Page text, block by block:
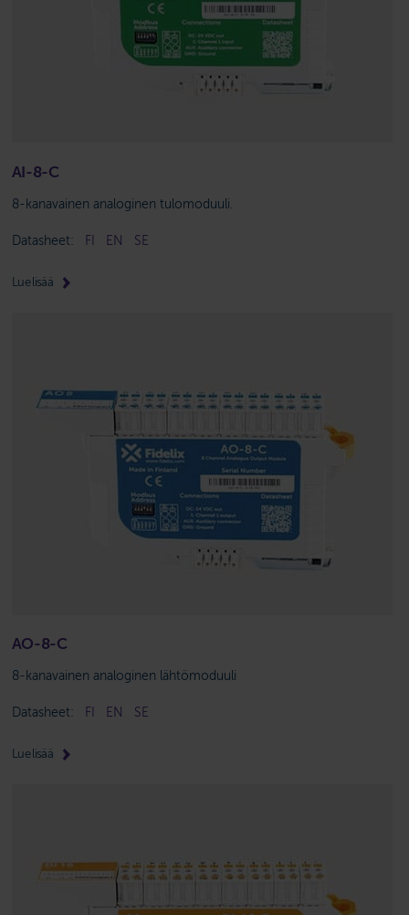
AI-8-C
8-kanavainen analoginen tulomoduuli.
Datasheet: FI EN SE
Lue lisää
AO-8-C
8-kanavainen analoginen lähtömoduuli
Datasheet: FI EN SE
Lue lisää